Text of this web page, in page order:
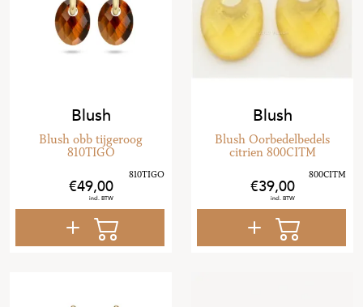
Blush
Blush obb tijgeroog
810TIGO
49,00
Blush
Blush Oorbedelbedels
citrien 800CITM
39,00